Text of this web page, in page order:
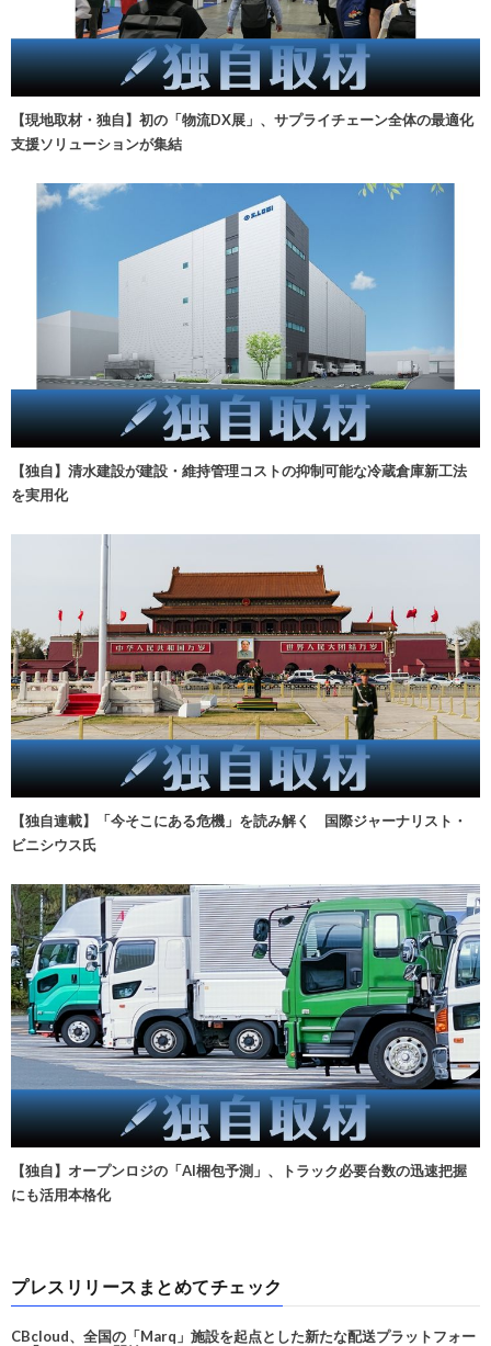
【現地取材・独自】初の「物流DX展」、サプライチェーン全体の最適化
支援ソリューションが集結
【独自】清水建設が建設・維持管理コストの抑制可能な冷蔵倉庫新工法
を実用化
【独自連載】「今そこにある危機」を読み解く 国際ジャーナリスト・
ビニシウス氏
【独自】オープンロジの「AI梱包予測」、トラック必要台数の迅速把握
にも活用本格化
プレスリリースまとめてチェック
CBcloud、全国の「Marq」施設を起点とした新たな配送プラットフォー